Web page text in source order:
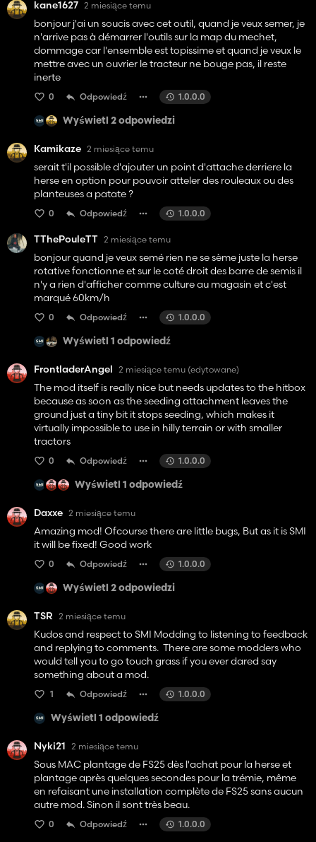
kane1627 2 miesiące temu
bonjour j'ai un soucis avec cet outil, quand je veux semer, je
n'arrive pas à démarrer l'outils sur la map du mechet,
dommage car l'ensemble est topissime et quand je veux le
mettre avec un ouvrier le tracteur ne bouge pas, il reste
inerte
0 Odpowiedź 1.0.0.0
Wyświetl 2 odpowiedzi
Kamikaze 2 miesiące temu
serait t'il possible d'ajouter un point d'attache derriere la
herse en option pour pouvoir atteler des rouleaux ou des
planteuses a patate ?
0 Odpowiedź 1.0.0.0
TThePouleTT 2 miesiące temu
bonjour quand je veux semé rien ne se sème juste la herse
rotative fonctionne et sur le coté droit des barre de semis il
n'y a rien d'afficher comme culture au magasin et c'est
marqué 60km/h
0 Odpowiedź 1.0.0.0
Wyświetl 1 odpowiedź
FrontladerAngel 2 miesiące temu (edytowane)
The mod itself is really nice but needs updates to the hitbox
because as soon as the seeding attachment leaves the
ground just a tiny bit it stops seeding, which makes it
virtually impossible to use in hilly terrain or with smaller
tractors
0 Odpowiedź 1.0.0.0
Wyświetl 1 odpowiedź
Daxxe 2 miesiące temu
Amazing mod! Ofcourse there are little bugs, But as it is SMI
it will be fixed! Good work
0 Odpowiedź 1.0.0.0
Wyświetl 2 odpowiedzi
TSR 2 miesiące temu
Kudos and respect to SMI Modding to listening to feedback
and replying to comments. There are some modders who
would tell you to go touch grass if you ever dared say
something about a mod.
1 Odpowiedź 1.0.0.0
Wyświetl 1 odpowiedź
Nyki21 2 miesiące temu
Sous MAC plantage de FS25 dès l'achat pour la herse et
plantage après quelques secondes pour la trémie, même
en refaisant une installation complète de FS25 sans aucun
autre mod. Sinon il sont très beau.
0 Odpowiedź 1.0.0.0